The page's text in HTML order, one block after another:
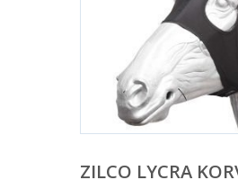
ZILCO LYCRA